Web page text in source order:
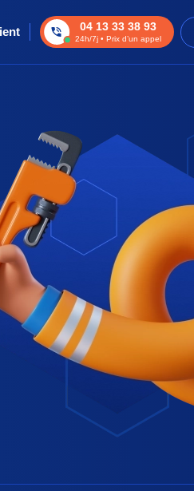
04 13 33 38 93
24h/7j • Prix d’un appel